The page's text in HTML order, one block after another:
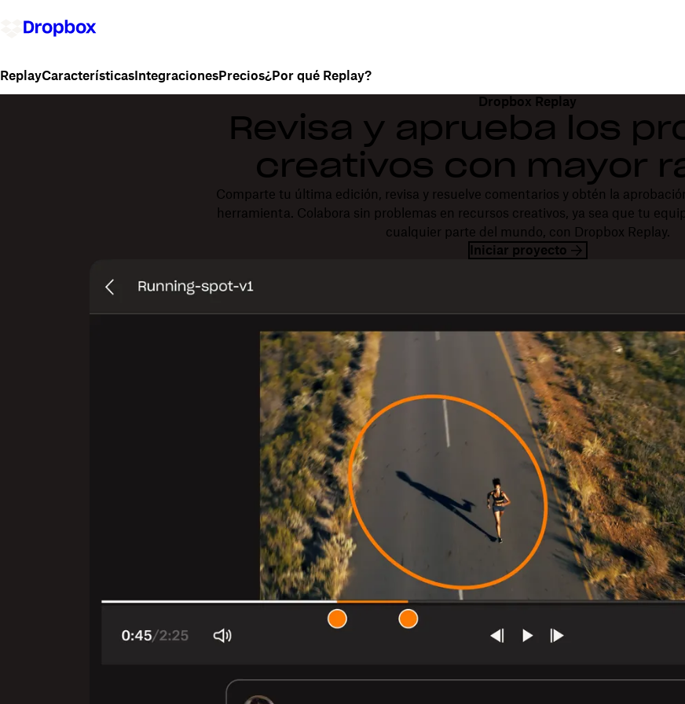
ReplayCaracterísticasIntegracionesPrecios¿Por qué Replay?
Dropbox Replay
Revisa y aprueba los
creativos con mayor
Comparte tu última edición, revisa y resuelve comentarios y obtén la
herramienta. Colabora sin problemas en recursos creativos, ya sea que tu
cualquier parte del mundo, con Dropbox Replay.
Iniciar proyecto